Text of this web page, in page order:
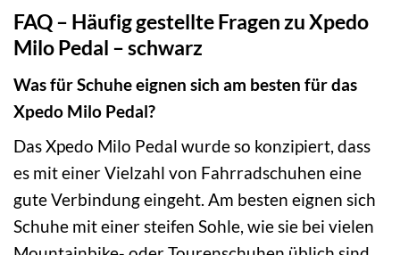
FAQ – Häufig gestellte Fragen zu Xpedo
Milo Pedal – schwarz
Was für Schuhe eignen sich am besten für das
Xpedo Milo Pedal?
Das Xpedo Milo Pedal wurde so konzipiert, dass
es mit einer Vielzahl von Fahrradschuhen eine
gute Verbindung eingeht. Am besten eignen sich
Schuhe mit einer steifen Sohle, wie sie bei vielen